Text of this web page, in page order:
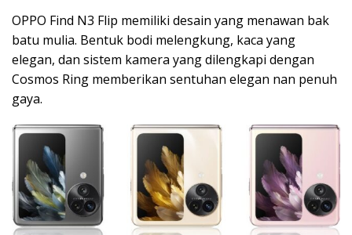
OPPO Find N3 Flip memiliki desain yang menawan bak
batu mulia. Bentuk bodi melengkung, kaca yang
elegan, dan sistem kamera yang dilengkapi dengan
Cosmos Ring memberikan sentuhan elegan nan penuh
gaya.